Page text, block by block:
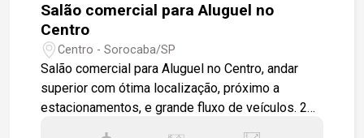
Salão comercial para Aluguel no
Centro
Centro - Sorocaba/SP
Salão comercial para Aluguel no Centro, andar
superior com ótima localização, próximo a
estacionamentos, e grande fluxo de veículos. 2